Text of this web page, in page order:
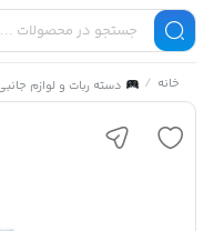
خانه / دسته ربات و لوازم